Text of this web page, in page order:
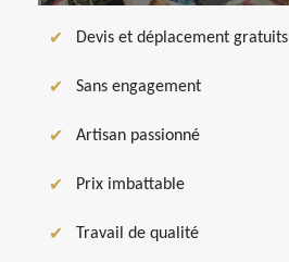
Devis et déplacement gratuits
Sans engagement
Artisan passionné
Prix imbattable
Travail de qualité